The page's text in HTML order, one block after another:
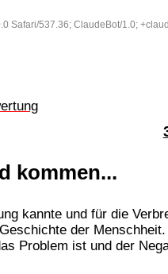
Safari/537.36; ClaudeBot/1.0;
kommen...
kannte und für die
der
Problem ist und der